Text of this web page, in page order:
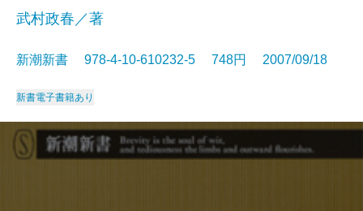
武村政春／著
新潮新書 978-4-10-610232-5 748円 2007/09/18
新書電子書籍あり